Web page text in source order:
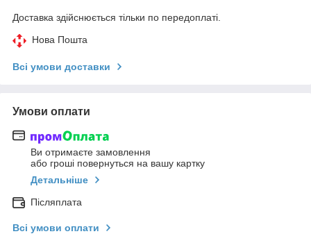
Доставка здійснюється тільки по передоплаті.
Нова Пошта
Всі умови доставки
Умови оплати
Ви отримаєте замовлення
або гроші повернуться на вашу картку
Детальніше
Післяплата
Всі умови оплати